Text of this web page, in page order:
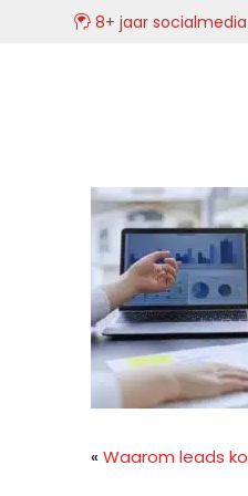
8+ jaar
« Waarom leads